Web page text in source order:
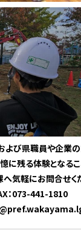
び県職員や企業の
残る体験となる
気軽にお問合せく
073-441-1810